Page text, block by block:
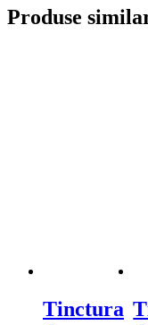
Produse
Tinctura